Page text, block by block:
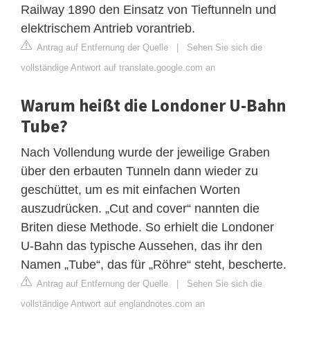
Railway 1890 den Einsatz von Tieftunneln und
elektrischem Antrieb vorantrieb.
Antrag auf Entfernung der Quelle | Sehen Sie sich die
vollständige Antwort auf translate.google.com an
Warum heißt die Londoner U-Bahn
Tube?
Nach Vollendung wurde der jeweilige Graben
über den erbauten Tunneln dann wieder zu
geschüttet, um es mit einfachen Worten
auszudrücken. „Cut and cover“ nannten die
Briten diese Methode. So erhielt die Londoner
U-Bahn das typische Aussehen, das ihr den
Namen „Tube“, das für „Röhre“ steht, bescherte.
Antrag auf Entfernung der Quelle | Sehen Sie sich die
vollständige Antwort auf englandnotes.com an